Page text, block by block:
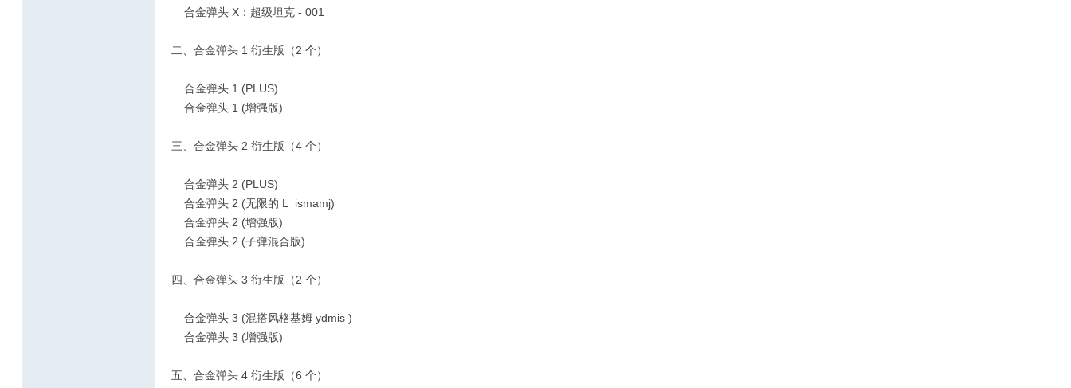
合金弹头 X：超级坦克 - 001
二、合金弹头 1 衍生版（2 个）
合金弹头 1 (PLUS)
合金弹头 1 (增强版)
三、合金弹头 2 衍生版（4 个）
合金弹头 2 (PLUS)
合金弹头 2 (无限的 L ismamj)
合金弹头 2 (增强版)
合金弹头 2 (子弹混合版)
四、合金弹头 3 衍生版（2 个）
合金弹头 3 (混搭风格基姆 ydmis )
合金弹头 3 (增强版)
五、合金弹头 4 衍生版（6 个）